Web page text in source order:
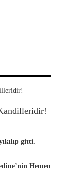
gitti.
Hemen